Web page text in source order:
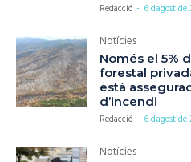
Redacció - 6 d'agost de
Notícies
Només el 5%
forestal
està
d’incendi
Redacció - 6 d'agost de
Notícies